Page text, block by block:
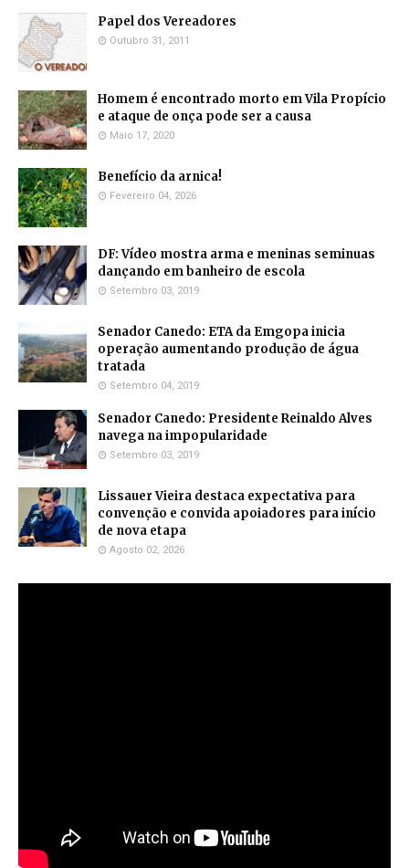
Papel dos Vereadores
Outubro 31, 2011
Homem é encontrado morto em Vila Propício
e ataque de onça pode ser a causa
Maio 17, 2020
Benefício da arnica!
Fevereiro 04, 2026
DF: Vídeo mostra arma e meninas seminuas
dançando em banheiro de escola
Setembro 03, 2019
Senador Canedo: ETA da Emgopa inicia
operação aumentando produção de água
tratada
Setembro 04, 2019
Senador Canedo: Presidente Reinaldo Alves
navega na impopularidade
Setembro 03, 2019
Lissauer Vieira destaca expectativa para
convenção e convida apoiadores para início
de nova etapa
Agosto 02, 2026